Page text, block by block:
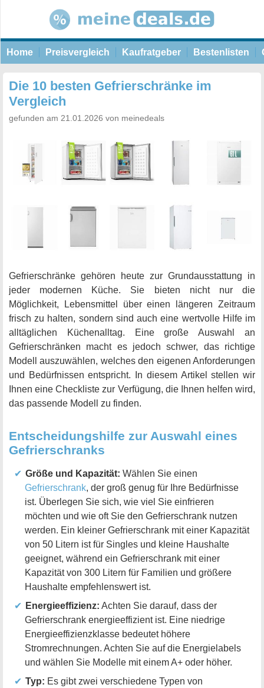
Home Preisvergleich Kaufratgeber Bestenlisten
Die 10 besten Gefrierschränke im
Vergleich
gefunden am 21.01.2026 von meinedeals
Gefrierschränke gehören heute zur Grundausstattung in
jeder modernen Küche. Sie bieten nicht nur die
Möglichkeit, Lebensmittel über einen längeren Zeitraum
frisch zu halten, sondern sind auch eine wertvolle Hilfe im
alltäglichen Küchenalltag. Eine große Auswahl an
Gefrierschränken macht es jedoch schwer, das richtige
Modell auszuwählen, welches den eigenen Anforderungen
und Bedürfnissen entspricht. In diesem Artikel stellen wir
Ihnen eine Checkliste zur Verfügung, die Ihnen helfen wird,
das passende Modell zu finden.
Entscheidungshilfe zur Auswahl eines
Gefrierschranks
Größe und Kapazität: Wählen Sie einen
Gefrierschrank, der groß genug für Ihre Bedürfnisse
ist. Überlegen Sie sich, wie viel Sie einfrieren
möchten und wie oft Sie den Gefrierschrank nutzen
werden. Ein kleiner Gefrierschrank mit einer Kapazität
von 50 Litern ist für Singles und kleine Haushalte
geeignet, während ein Gefrierschrank mit einer
Kapazität von 300 Litern für Familien und größere
Haushalte empfehlenswert ist.
Energieeffizienz: Achten Sie darauf, dass der
Gefrierschrank energieeffizient ist. Eine niedrige
Energieeffizienzklasse bedeutet höhere
Stromrechnungen. Achten Sie auf die Energielabels
und wählen Sie Modelle mit einem A+ oder höher.
Typ: Es gibt zwei verschiedene Typen von